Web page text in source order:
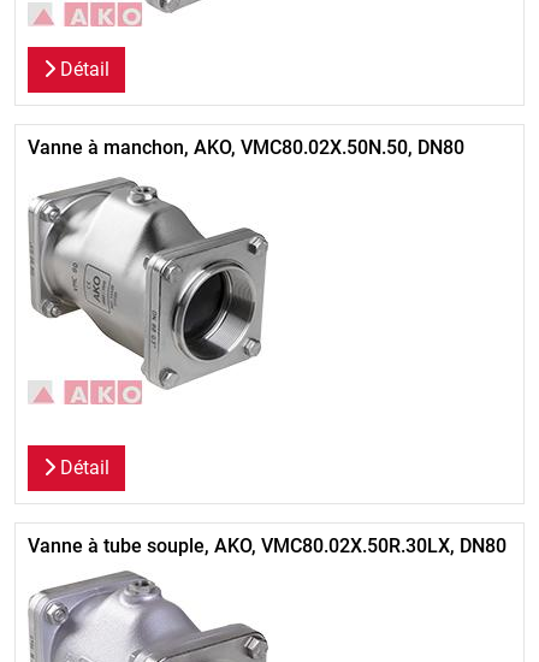
Détail
Vanne à manchon, AKO, VMC80.02X.50N.50, DN80
Détail
Vanne à tube souple, AKO, VMC80.02X.50R.30LX, DN80